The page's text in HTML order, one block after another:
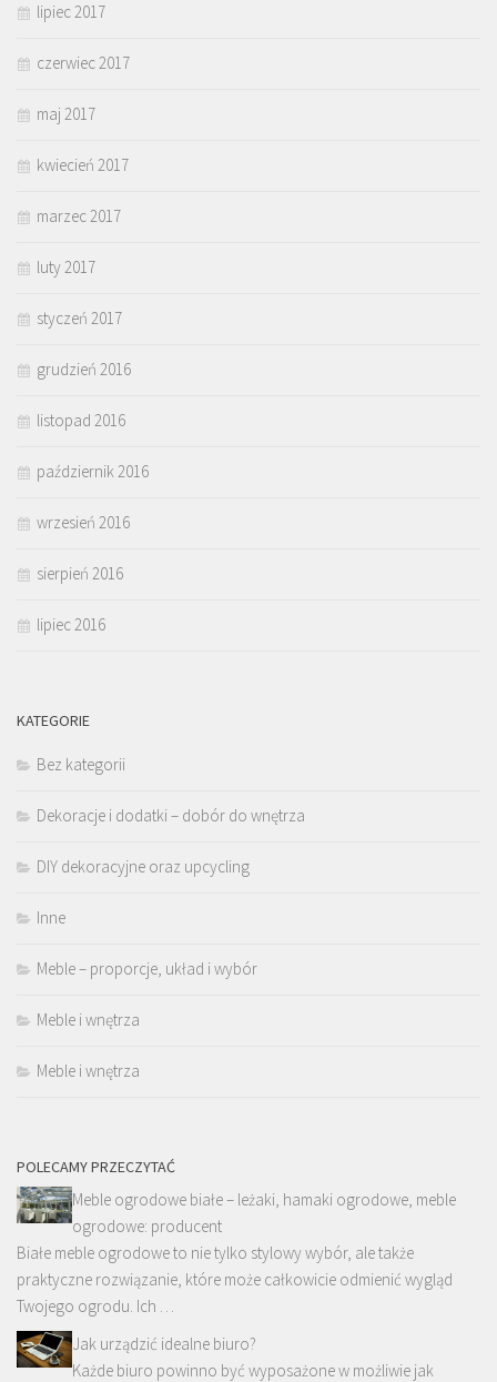
lipiec 2017
czerwiec 2017
maj 2017
kwiecień 2017
marzec 2017
luty 2017
styczeń 2017
grudzień 2016
listopad 2016
październik 2016
wrzesień 2016
sierpień 2016
lipiec 2016
KATEGORIE
Bez kategorii
Dekoracje i dodatki – dobór do wnętrza
DIY dekoracyjne oraz upcycling
Inne
Meble – proporcje, układ i wybór
Meble i wnętrza
Meble i wnętrza
POLECAMY PRZECZYTAĆ
Meble ogrodowe białe – leżaki, hamaki ogrodowe, meble
ogrodowe: producent
Białe meble ogrodowe to nie tylko stylowy wybór, ale także
praktyczne rozwiązanie, które może całkowicie odmienić wygląd
Twojego ogrodu. Ich …
Jak urządzić idealne biuro?
Każde biuro powinno być wyposażone w możliwie jak